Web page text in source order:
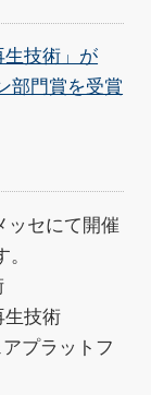
生技術」が
部門賞を受賞
ッセにて開催
生技術
プラットフ